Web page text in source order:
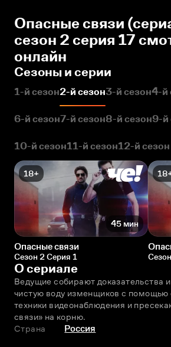
Опасные связи
сезон 2 серия 17
онлайн
Сезоны и серии
1-й сезон2-й сезон3-й сезон4-й
6-й сезон7-й сезон8-й сезон9-й
10-й сезон11-й сезон12-й сезон
18+
45 мин
Опасные связи
Сезон 2 Серия 1
О сериале
Ведущие собирают доказательства
чистую воду изменщиков с помощью
техники видеонаблюдения и
связи» на корню.
Страна
Россия